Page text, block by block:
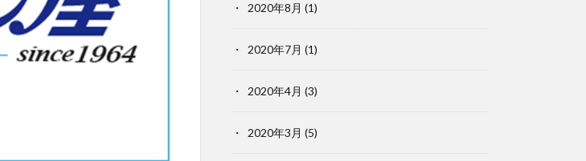
2020年8月 (1)
2020年7月 (1)
2020年4月 (3)
2020年3月 (5)